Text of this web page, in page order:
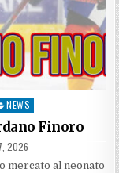
NEWS
Finoro
2026
mercato al neonato